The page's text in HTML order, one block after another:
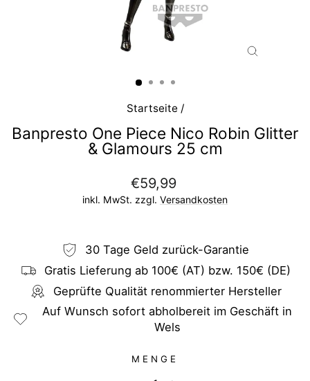
Startseite /
Banpresto One Piece Nico Robin Glitter
& Glamours 25 cm
Normaler
Preis
€59,99
inkl. MwSt. zzgl. Versandkosten
30 Tage Geld zurück-Garantie
Gratis Lieferung ab 100€ (AT) bzw. 150€ (DE)
Geprüfte Qualität renommierter Hersteller
Auf Wunsch sofort abholbereit im Geschäft in
Wels
MENGE